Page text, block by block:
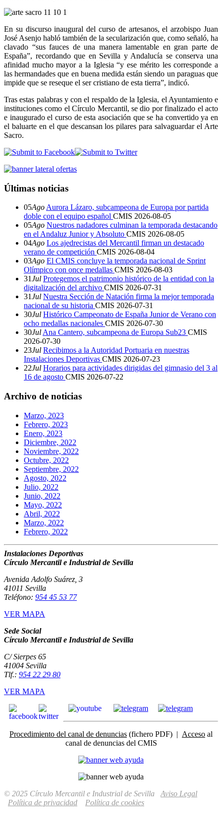
En su discurso inaugural del curso de artesanos, el arzobispo Juan
José Asenjo habló también de la secularización que, como señaló, ha
clavado “sus fauces de una manera lamentable en gran parte de
España”, recordando que en Sevilla y Andalucía se conserva una
afinidad mucho mayor a la Iglesia “y ese mérito les corresponde a
las hermandades que en buena medida están siendo un paraguas que
impide que se reseque el ser cristiano de esta tierra”, indicó.
Tras estas palabras y con el respaldo de la Iglesia, el Ayuntamiento e
instituciones como el Círculo Mercantil, se dio por finalizado el acto
e inaugurado el curso de esta asociación que se ha convertido ya en
el baluarte en el que descansan los pilares para salvaguardar el Arte
Sacro.
Últimas noticias
05Ago Aurora Lázaro, subcampeona de Europa por partida
doble con el equipo español CMIS 2026-08-05
05Ago Nuestros nadadores culminan la temporada destacando
en el Andaluz Junior y Absoluto CMIS 2026-08-05
04Ago Los ajedrecistas del Mercantil firman un destacado
verano de competición CMIS 2026-08-04
03Ago El CMIS concluye la temporada nacional de Sprint
Olímpico con once medallas CMIS 2026-08-03
31Jul Protegemos el patrimonio histórico de la entidad con la
digitalización del archivo CMIS 2026-07-31
31Jul Nuestra Sección de Natación firma la mejor temporada
nacional de su historia CMIS 2026-07-31
30Jul Histórico Campeonato de España Junior de Verano con
ocho medallas nacionales CMIS 2026-07-30
30Jul Ana Cantero, subcampeona de Europa Sub23 CMIS
2026-07-30
23Jul Recibimos a la Autoridad Portuaria en nuestras
Instalaciones Deportivas CMIS 2026-07-23
22Jul Horarios para actividades dirigidas del gimnasio del 3 al
16 de agosto CMIS 2026-07-22
Archivo de noticias
Marzo, 2023
Febrero, 2023
Enero, 2023
Diciembre, 2022
Noviembre, 2022
Octubre, 2022
Septiembre, 2022
Agosto, 2022
Julio, 2022
Junio, 2022
Mayo, 2022
Abril, 2022
Marzo, 2022
Febrero, 2022
Instalaciones Deportivas
Círculo Mercantil e Industrial de Sevilla
Avenida Adolfo Suárez, 3
41011 Sevilla
Teléfono: 954 45 53 77
VER MAPA
Sede Social
Círculo Mercantil e Industrial de Sevilla
C/ Sierpes 65
41004 Sevilla
Tlf.: 954 22 29 80
VER MAPA
Procedimiento del canal de denuncias (fichero PDF) | Acceso al
canal de denuncias del CMIS
© 2025 Círculo Mercantil e Industrial de Sevilla Aviso Legal
Política de privacidad
Política de cookies